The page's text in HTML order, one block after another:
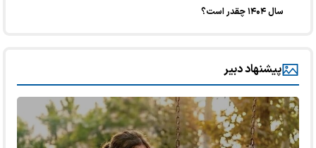
سال ۱۴۰۴ چقدر است؟
پیشنهاد دبیر